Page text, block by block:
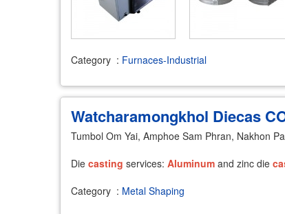
Category : Furnaces-Industrial
Watcharamongkhol Diecas
Tumbol Om Yai, Amphoe Sam Phran, Nakhon
Die casting services: Aluminum and zinc die
Category : Metal Shaping